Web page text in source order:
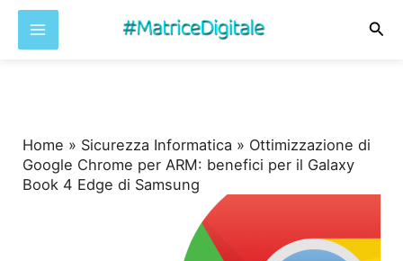
Home » Sicurezza Informatica » Ottimizzazione di
Google Chrome per ARM: benefici per il Galaxy
Book 4 Edge di Samsung